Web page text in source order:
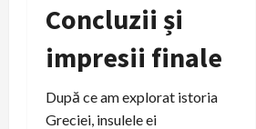
Concluzii și
impresii finale
După ce am explorat istoria
Greciei, insulele ei